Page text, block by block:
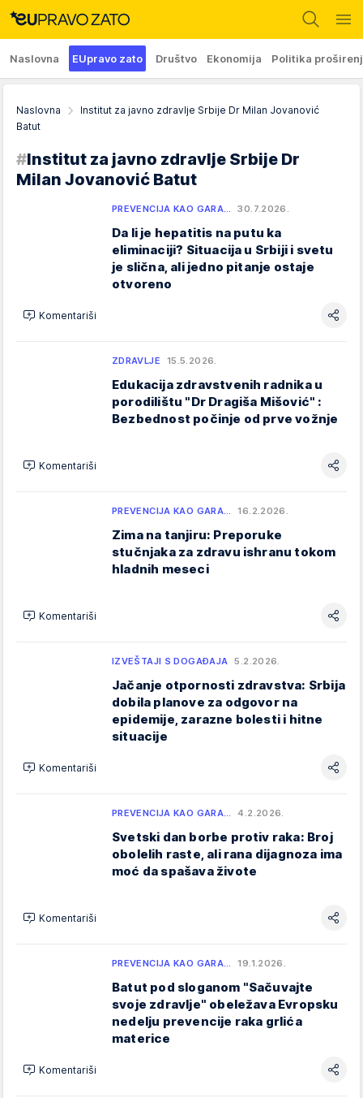
Naslovna EUpravo zato Društvo Ekonomija Politika
Naslovna
Institut za javno zdravlje Srbije Dr Milan Jovanović
Batut
#Institut za javno zdravlje Srbije Dr
Milan Jovanović Batut
PREVENCIJA KAO GARA… 30.7.2026.
Da li je hepatitis na putu ka
eliminaciji? Situacija u Srbiji i svetu
je slična, ali jedno pitanje ostaje
otvoreno
Komentariši
ZDRAVLJE 15.5.2026.
Edukacija zdravstvenih radnika u
porodilištu "Dr Dragiša Mišović" :
Bezbednost počinje od prve vožnje
Komentariši
PREVENCIJA KAO GARA… 16.2.2026.
Zima na tanjiru: Preporuke
stučnjaka za zdravu ishranu tokom
hladnih meseci
Komentariši
IZVEŠTAJI S DOGAĐAJA 5.2.2026.
Jačanje otpornosti zdravstva: Srbija
dobila planove za odgovor na
epidemije, zarazne bolesti i hitne
situacije
Komentariši
PREVENCIJA KAO GARA… 4.2.2026.
Svetski dan borbe protiv raka: Broj
obolelih raste, ali rana dijagnoza ima
moć da spašava živote
Komentariši
PREVENCIJA KAO GARA… 19.1.2026.
Batut pod sloganom "Sačuvajte
svoje zdravlje" obeležava Evropsku
nedelju prevencije raka grlića
materice
Komentariši